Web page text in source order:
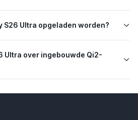
S26 Ultra opgeladen worden?
Ultra over ingebouwde Qi2-